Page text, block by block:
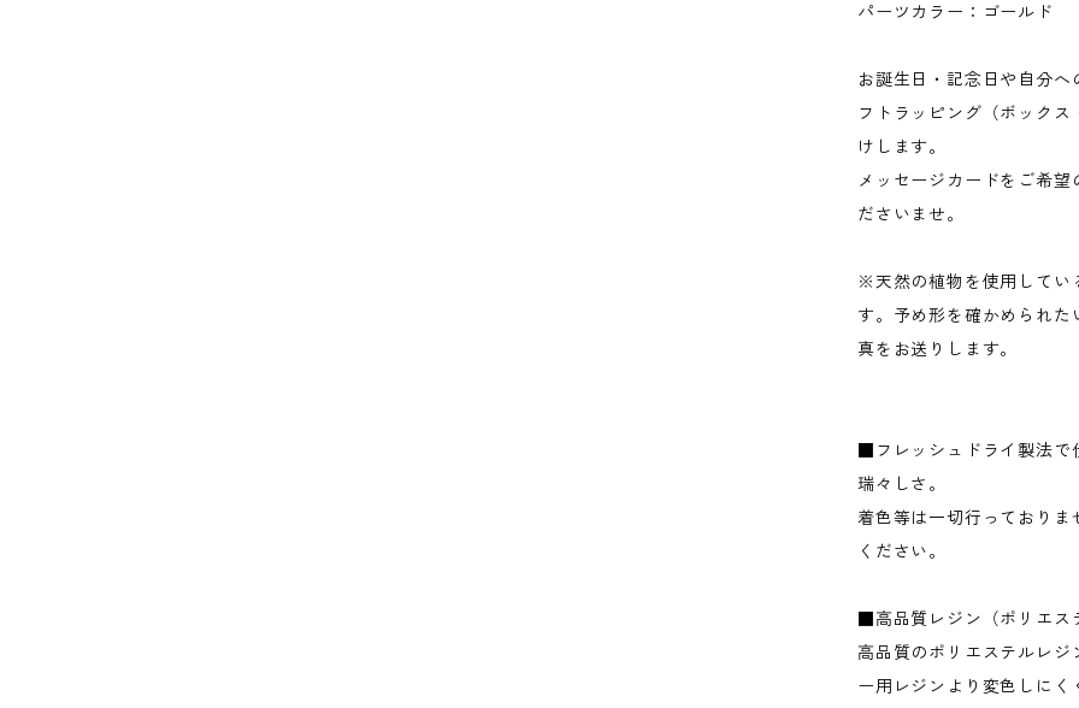
パーツカラー：ゴールド
お誕生日・記念日や自分
フトラッピング（ボック
けします。
メッセージカードをご希
ださいませ。
※天然の植物を使用してい
す。予め形を確かめられ
真をお送りします。
■フレッシュドライ製法で
瑞々しさ。
着色等は一切行っており
ください。
■高品質レジン（ポリエス
高品質のポリエステルレ
ー用レジンより変色しに